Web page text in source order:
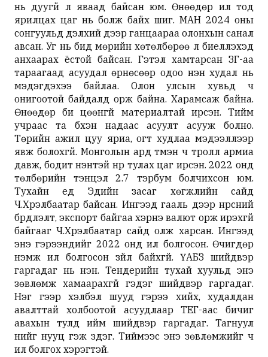
нь дуугүй л яваад байсан юм. Өнөөдөр ил тод
ярилцах цаг нь болж байх шиг. МАН 2024 оны
сонгуульд дэлхий дээр ганцаараа олонхын санал
авсан. Уг нь бид мөрийн хөтөлбөрөө л биелүүлэхэд
анхаарах ёстой байсан. Гэтэл хамтарсан ЗГ-аа
тараагаад асуудал өрнөсөөр одоо үнэн худал нь
мэдэгдэхээ байлаа. Олон улсын хувьд ч
онигоотой байдалд орж байна. Харамсаж байна.
Өнөөдөр би цөөнгүй материалтай ирсэн. Тийм
учраас та бүхэн надаас асуулт асууж болно.
Төрийн ажил цуу яриа, огт худлаа мэдээллээр
явж болохгүй. Монголын ард түмэн ч тролл армиа
давж, бодит үнэнтэй нүүр тулах цаг ирсэн. 2022 онд
төлбөрийн тэнцэл 2.7 тэрбум болчихсон юм.
Тухайн үед Эдийн засаг хөгжлийн сайд
Ч.Хүрэлбаатар байсан. Ингээд гааль дээр нүүрсний
бүрдүүлэлт, экспорт байгаа хэрнэ валют орж ирэхгүй
байгааг Ч.Хүрэлбаатар сайд олж харсан. Ингээд
энэ гэрээнүүдийг 2022 онд ил болгосон. Өчигдөр
нэмж ил болгосон зүйл байхгүй. ҮАБЗ шийдвэр
гаргадаг нь үнэн. Тендерийн тухай хуульд энэ
зөвлөмж хамаарахгүй гэдэг шийдвэр гаргадаг.
Нэг үгээр хэлбэл шууд гэрээ хийх, худалдан
авалттай холбоотой асуудлаар ТЕГ-аас бичиг
авахын тулд ийм шийдвэр гаргадаг. Тагнуул
үүнийг нууц гэж үздэг. Тиймээс энэ зөвлөмжийг ч
ил болгох хэрэгтэй.